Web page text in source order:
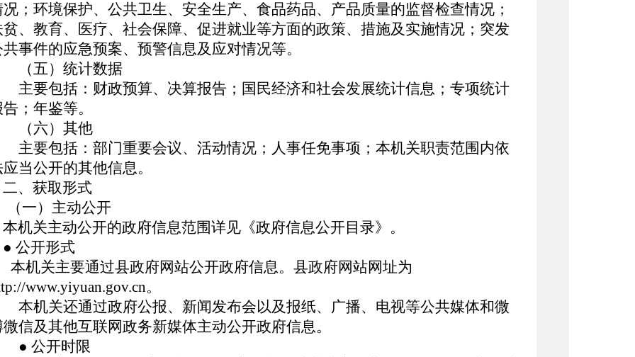
；环境保护、公共卫生、安全生产、食品药品、产品质量的监督检查情况；
贫、教育、医疗、社会保障、促进就业等方面的政策、措施及实施情况；突发
事件的应急预案、预警信息及应对情况等。
五）统计数据
要包括：财政预算、决算报告；国民经济和社会发展统计信息；专项统计
；年鉴等。
六）其他
要包括：部门重要会议、活动情况；人事任免事项；本机关职责范围内依
当公开的其他信息。
、获取形式
一）主动公开
机关主动公开的政府信息范围详见《政府信息公开目录》。
公开形式
机关主要通过县政府网站公开政府信息。县政府网站网址为
www.yiyuan.gov.cn。
机关还通过政府公报、新闻发布会以及报纸、广播、电视等公共媒体和微
信及其他互联网政务新媒体主动公开政府信息。
公开时限